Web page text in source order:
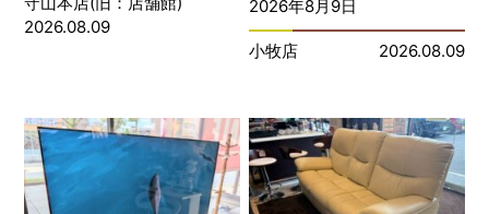
2026.08.09
2026年8月9日
小牧店 2026.08.09